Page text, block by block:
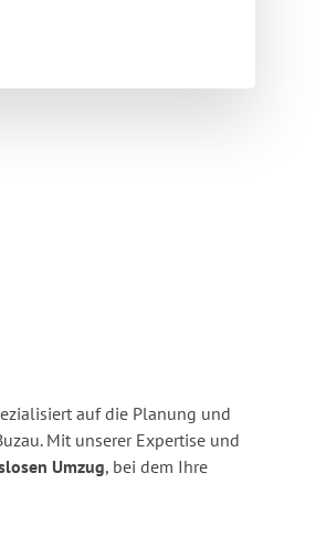
auf die Planung und
Mit unserer Expertise und
Umzug, bei dem Ihre